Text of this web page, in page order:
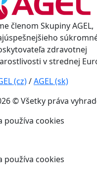
členom Skupiny AGEL,
zdravotnej
v strednej
(cz)/AGEL (sk)
© Všetky práva
používa cookies
používa cookies